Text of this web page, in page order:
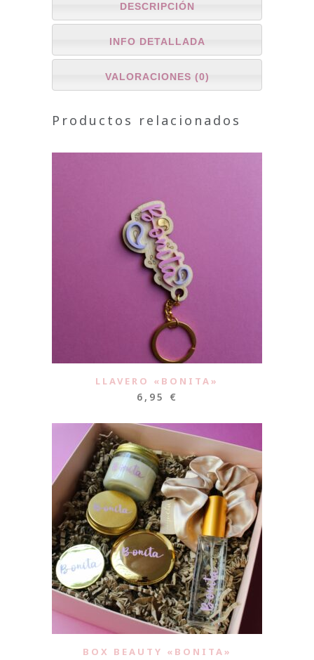
DESCRIPCIÓN
INFO DETALLADA
VALORACIONES (0)
Productos relacionados
LLAVERO «BONITA»
6,95 €
BOX BEAUTY «BONITA»